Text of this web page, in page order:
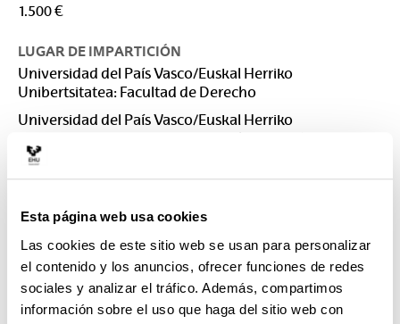
Esta página web usa cookies
Las cookies de este sitio web se usan para personalizar
el contenido y los anuncios, ofrecer funciones de redes
sociales y analizar el tráfico. Además, compartimos
información sobre el uso que haga del sitio web con
1.500 €
LUGAR DE IMPARTICIÓN
Universidad del País Vasco/Euskal Herriko
Unibertsitatea: Facultad de Derecho
Universidad del País Vasco/Euskal Herriko
CONTACTO
SUBERBIOLA GARBIZU, IRUNE
irune.suberbiola@ehu.eus
Secretaría :
Secretarías
masterbiz@ehu.es; mastergip@ehu.es